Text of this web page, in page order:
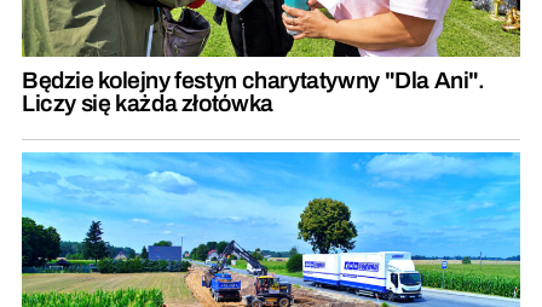
Będzie kolejny festyn charytatywny "Dla Ani".
Liczy się każda złotówka